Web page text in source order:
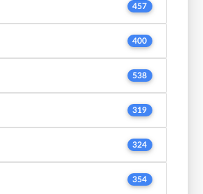
457
400
538
319
324
354